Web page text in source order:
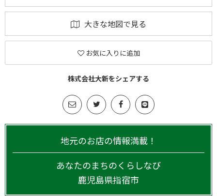
大きな地図で見る
お気に入りに追加
株式会社大新をシェアする
地元のお店の情報満載！
あなたのまちのくらしなび
鹿児島県指宿市